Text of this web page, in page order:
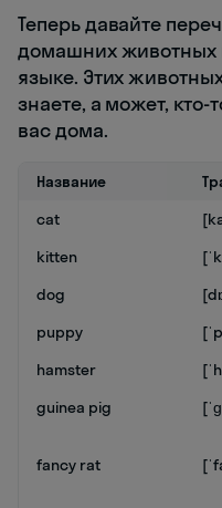
Теперь давайте
домашних животных
языке. Этих
знаете, а может, кто-
вас дома.
Название
cat
kitten
dog
puppy
hamster
guinea pig
fancy rat